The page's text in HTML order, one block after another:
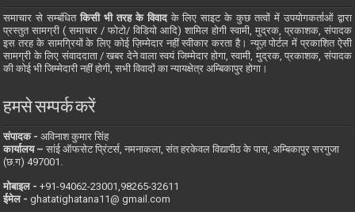
समाचार से सम्बंधितकिसी भी तरह के विवादके लिए साइट के कुछ तत्वों में उपयोगकर्ताओं द्वारा
प्रस्तुत सामग्री ( समाचार / फोटो/ विडियो आदि) शामिल होगी स्वामी, मुद्रक, प्रकाशक, संपादक
इस तरह के सामग्रियों के लिए कोई ज़िम्मेदार नहीं स्वीकार करता है। न्यूज़ पोर्टल में प्रकाशित ऐसी
सामग्री के लिए संवाददाता / खबर देने वाला स्वयं जिम्मेदार होगा, स्वामी, मुद्रक, प्रकाशक, संपादक
की कोई भी जिम्मेदारी नहीं होगी, सभी विवादों का न्यायक्षेत्र अम्बिकापुर होगा।
हमसे सम्पर्क करें
संपादक -अविनाश कुमार सिंह
कार्यालय –सांई ऑफसेट प्रिंटर्स, नमनाकला, संत हरकेवल विद्यापीठ के पास, अम्बिकापुर सरगुजा
(छ.ग) 497001.
मोबाइल - ‪+91-94062-23001‬,98265-32611
ईमेल -ghatatighatana11@ gmail.com